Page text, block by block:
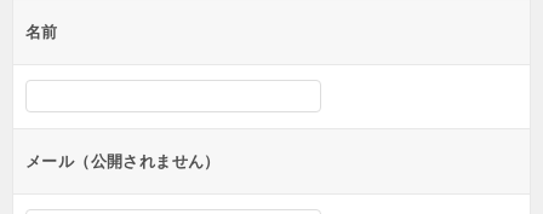
ー
シ
ョ
ン
名前
メール（公開されません）